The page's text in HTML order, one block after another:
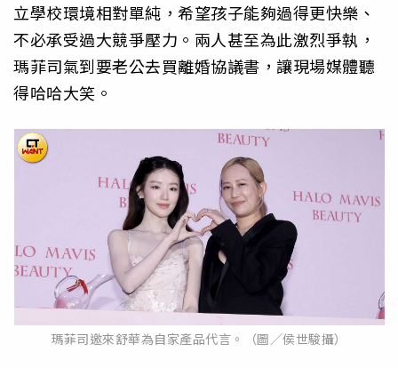
立學校環境相對單純，希望孩子能夠過得更快樂、
不必承受過大競爭壓力。兩人甚至為此激烈爭執，
瑪菲司氣到要老公去買離婚協議書，讓現場媒體聽
得哈哈大笑。
瑪菲司邀來舒華為自家產品代言。（圖／侯世駿攝）